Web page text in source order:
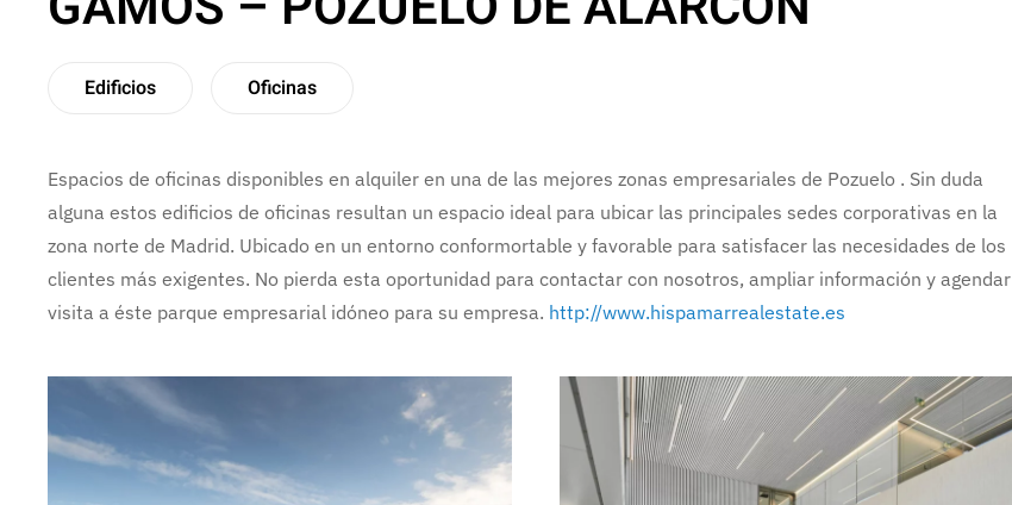
Edificios Oficinas
Espacios de oficinas disponibles en alquiler en una de las mejores zonas empresariales de Pozuelo . Sin duda
alguna estos edificios de oficinas resultan un espacio ideal para ubicar las principales sedes corporativas en la
zona norte de Madrid. Ubicado en un entorno conformortable y favorable para satisfacer las necesidades de los
clientes más exigentes. No pierda esta oportunidad para contactar con nosotros, ampliar información y agendar
visita a éste parque empresarial idóneo para su empresa. http://www.hispamarrealestate.es